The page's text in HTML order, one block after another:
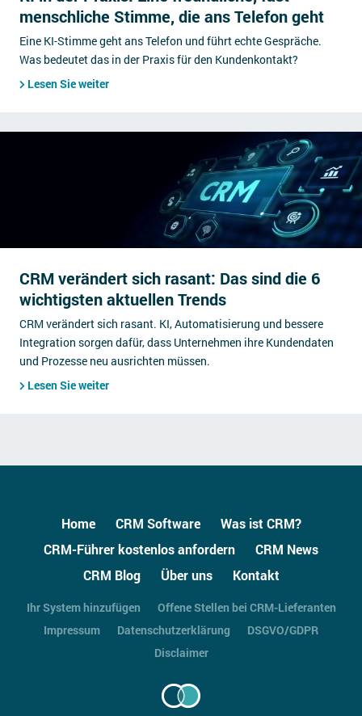
menschliche Stimme, die ans Telefon geht
Eine KI-Stimme geht ans Telefon und führt echte Gespräche.
Was bedeutet das in der Praxis für den Kundenkontakt?
Lesen Sie weiter
CRM verändert sich rasant: Das sind die 6
wichtigsten aktuellen Trends
CRM verändert sich rasant. KI, Automatisierung und bessere
Integration sorgen dafür, dass Unternehmen ihre Kundendaten
und Prozesse neu ausrichten müssen.
Lesen Sie weiter
Home CRM Software
Was ist CRM?
CRM-Führer kostenlos anfordern
CRM News
CRM Blog
Über uns Kontakt
Ihr System hinzufügen
Offene Stellen bei CRM-Lieferanten
Impressum
Datenschutzerklärung
DSGVO/GDPR
Disclaimer